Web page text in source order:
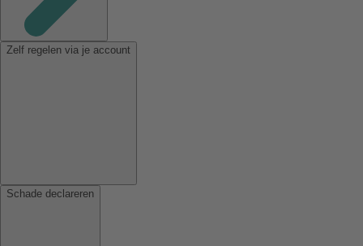
Zelf regelen via je account
Schade declareren